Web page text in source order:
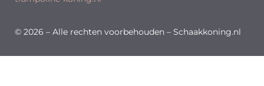
© 2026 – Alle rechten voorbehouden – Schaakkoning.nl